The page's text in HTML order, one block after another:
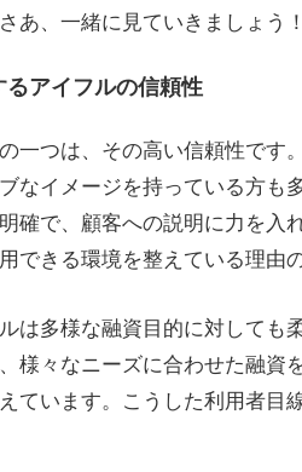
あ、一緒に見ていきましょう！
アイフルの信頼性
一つは、その高い信頼性です
なイメージを持っている方も
確で、顧客への説明に力を入
できる環境を整えている理由
は多様な融資目的に対しても
様々なニーズに合わせた融資
ています。こうした利用者目